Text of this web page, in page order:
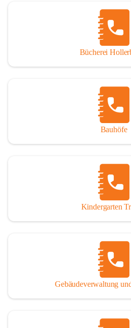
565 bis 2.123 m
Untertal, St. Katharein an der
Thörl, Kapfenberg, Bruck an der
Eisenerz, Vordernberg und
Bruck-Mürzzuschlag
Bücherei
Bauhöfe
Kindergarten
Gebäudeverwaltung